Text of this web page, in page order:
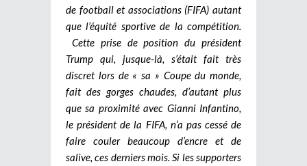
de football et associations (FIFA) autant
que l’équité sportive de la compétition.
Cette prise de position du président
Trump qui, jusque-là, s’était fait très
discret lors de « sa » Coupe du monde,
fait des gorges chaudes, d’autant plus
que sa proximité avec Gianni Infantino,
le président de la FIFA, n’a pas cessé de
faire couler beaucoup d’encre et de
salive, ces derniers mois. Si les supporters